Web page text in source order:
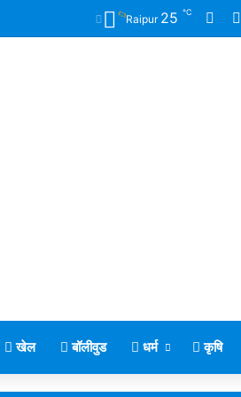
Raipur 25 ℃
खेल बॉलीवुड धर्म कृषि